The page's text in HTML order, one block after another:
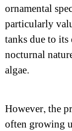
ornamental
particularly
tanks due to
nocturnal
algae.
However, the
often growing